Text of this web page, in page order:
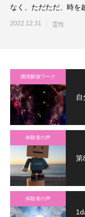
なく、ただただ、時を
種を蒔き、惜しみなく
2022.12.31 霊性
感情解放ワーク
体験者の声
第
体験者の声